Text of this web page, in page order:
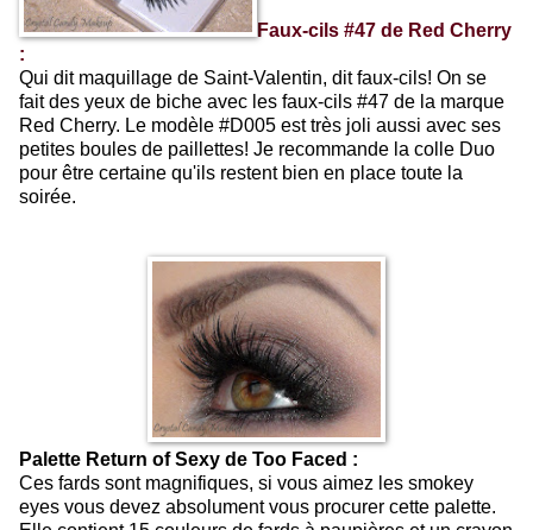
Faux-cils #47 de Red Cherry
:
Qui dit maquillage de Saint-Valentin, dit faux-cils! On se
fait des yeux de biche avec les faux-cils #47 de la marque
Red Cherry. Le modèle #D005 est très joli aussi avec ses
petites boules de paillettes! Je recommande la colle Duo
pour être certaine qu'ils restent bien en place toute la
soirée.
Palette Return of Sexy de Too Faced :
Ces fards sont magnifiques, si vous aimez les smokey
eyes vous devez absolument vous procurer cette palette.